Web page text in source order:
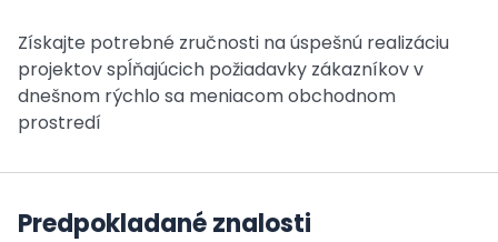
Získajte potrebné zručnosti na úspešnú realizáciu
projektov spĺňajúcich požiadavky zákazníkov v
dnešnom rýchlo sa meniacom obchodnom
prostredí
Predpokladané znalosti